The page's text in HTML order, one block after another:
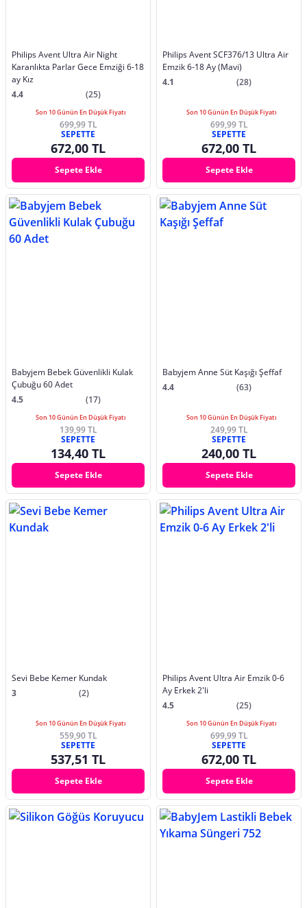
Philips Avent Ultra Air Night
Karanlıkta Parlar Gece Emziği 6-18
ay Kız
4.4
(25)
Son 10 Günün En Düşük Fiyatı
699,99 TL
SEPETTE
672,00 TL
Sepete Ekle
Philips Avent SCF376/13 Ultra Air
Emzik 6-18 Ay (Mavi)
4.1
(28)
Son 10 Günün En Düşük Fiyatı
699,99 TL
SEPETTE
672,00 TL
Sepete Ekle
Babyjem Bebek Güvenlikli Kulak
Çubuğu 60 Adet
4.5
(17)
Son 10 Günün En Düşük Fiyatı
139,99 TL
SEPETTE
134,40 TL
Sepete Ekle
Babyjem Anne Süt Kaşığı Şeffaf
4.4
(63)
Son 10 Günün En Düşük Fiyatı
249,99 TL
SEPETTE
240,00 TL
Sepete Ekle
Sevi Bebe Kemer Kundak
3
(2)
Son 10 Günün En Düşük Fiyatı
559,90 TL
SEPETTE
537,51 TL
Sepete Ekle
Philips Avent Ultra Air Emzik 0-6
Ay Erkek 2'li
4.5
(25)
Son 10 Günün En Düşük Fiyatı
699,99 TL
SEPETTE
672,00 TL
Sepete Ekle